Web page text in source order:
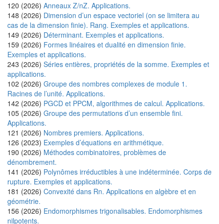
120 (2026) Anneaux Z/nZ. Applications.
148 (2026) Dimension d’un espace vectoriel (on se limitera au
cas de la dimension finie). Rang. Exemples et applications.
149 (2026) Déterminant. Exemples et applications.
159 (2026) Formes linéaires et dualité en dimension finie.
Exemples et applications.
243 (2026) Séries entières, propriétés de la somme. Exemples et
applications.
102 (2026) Groupe des nombres complexes de module 1.
Racines de l’unité. Applications.
142 (2026) PGCD et PPCM, algorithmes de calcul. Applications.
105 (2026) Groupe des permutations d’un ensemble fini.
Applications.
121 (2026) Nombres premiers. Applications.
126 (2023) Exemples d’équations en arithmétique.
190 (2026) Méthodes combinatoires, problèmes de
dénombrement.
141 (2026) Polynômes irréductibles à une indéterminée. Corps de
rupture. Exemples et applications.
181 (2026) Convexité dans Rn. Applications en algèbre et en
géométrie.
156 (2026) Endomorphismes trigonalisables. Endomorphismes
nilpotents.